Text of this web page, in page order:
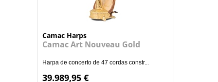
Camac Harps
Camac Art Nouveau Gold
Harpa de concerto de 47 cordas constr...
39.989,95 €